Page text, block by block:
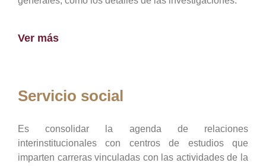
Ver más
Servicio social
Es consolidar la agenda de relaciones
interinstitucionales con centros de estudios que
imparten carreras vinculadas con las actividades de la